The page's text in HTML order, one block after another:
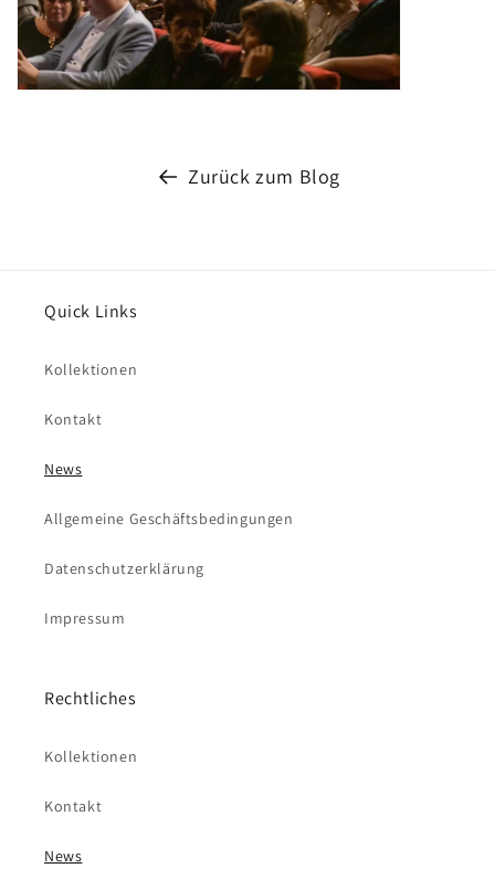
Zurück zum Blog
Quick Links
Kollektionen
Kontakt
News
Allgemeine Geschäftsbedingungen
Datenschutzerklärung
Impressum
Rechtliches
Kollektionen
Kontakt
News